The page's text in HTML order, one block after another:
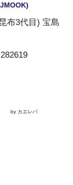
布3代目) 宝島
by カエレバ